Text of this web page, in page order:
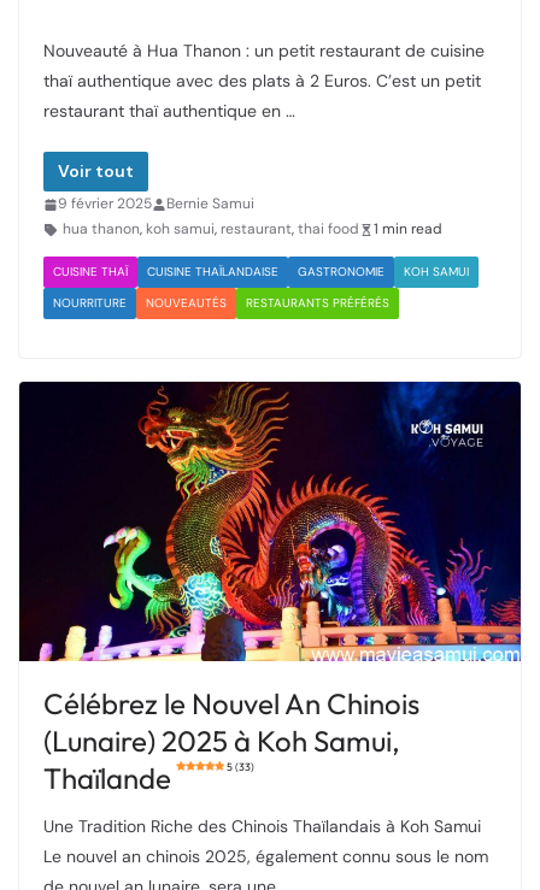
Nouveauté à Hua Thanon : un petit restaurant de cuisine
thaï authentique avec des plats à 2 Euros. C’est un petit
restaurant thaï authentique en …
Voir tout
9 février 2025
Bernie Samui
hua thanon, koh samui, restaurant,thai food 1 min read
CUISINE THAÏ CUISINE THAÏLANDAISE GASTRONOMIE
KOH SAMUI
NOURRITURE
NOUVEAUTÉS RESTAURANTS PRÉFÉRÉS
Célébrez le Nouvel An Chinois
(Lunaire) 2025 à Koh Samui,
Thaïlande
5 (33)
Une Tradition Riche des Chinois Thaïlandais à Koh Samui
Le nouvel an chinois 2025, également connu sous le nom